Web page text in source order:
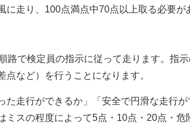
走り、100点満点中70点以上取る必要が
路で検定員の指示に従って走ります。指
など）を行うことになります。
走行ができるか」「安全で円滑な走行
ミスの程度によって5点・10点・20点・危